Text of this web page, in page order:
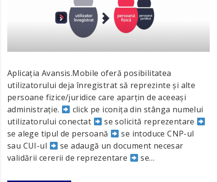
Aplicația Avansis.Mobile oferă posibilitatea
utilizatorului deja înregistrat să reprezinte și alte
persoane fizice/juridice care aparțin de aceeași
administrație.
click pe iconița din stânga numelui
utilizatorului conectat
se solicită reprezentare
se alege tipul de persoană
se intoduce CNP-ul
sau CUI-ul
se adaugă un document necesar
validării cererii de reprezentare
se…